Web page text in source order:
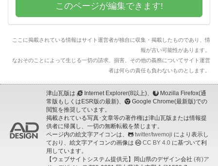
このページが編集できます!
ここに掲載されている情報はサイト運営者が独自に収集・掲載したものであり、情
報が古い可能性があります。
なおそのことによって生じる一切の請求、損害、その他の義務についてサイト運営
者は何らの責任も負わないものとします。
津山瓦版は Internet Explorer(8以上)、
Mozilla Firefox(通
常版もしくはESR版の最新)、
Google Chrome(最新版)での
閲覧を推奨しています。
掲載されている写真･文章等の著作権は津山瓦版または情報提
供者に帰属し、一切の無断転載を禁じます。
ページ内の絵文字アイコンは、
twitter/twemoji により表示し
ており、絵文字アイコンの画像は
CC BY 4.0 に基づいて利
用しています。
【ウェブサイトシステム提供元】岡山県のデザイン会社 (有)ア